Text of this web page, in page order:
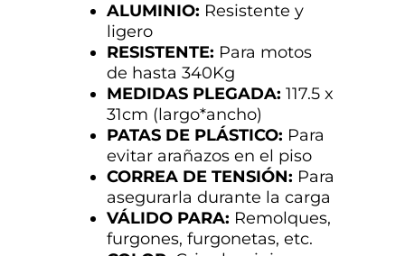
ALUMINIO: Resistente y
ligero
RESISTENTE: Para motos
de hasta 340Kg
MEDIDAS PLEGADA: 117.5 x
31cm (largo*ancho)
PATAS DE PLÁSTICO: Para
evitar arañazos en el piso
CORREA DE TENSIÓN: Para
asegurarla durante la carga
VÁLIDO PARA: Remolques,
furgones, furgonetas, etc.